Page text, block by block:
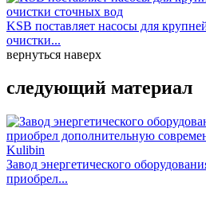
KSB поставляет насосы для
очистки...
вернуться наверх
следующий материал
Завод энергетического
приобрел...